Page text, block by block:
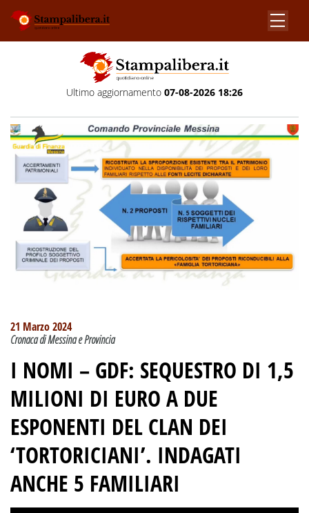
Ultimo aggiornamento 07-08-2026 18:26
21 Marzo 2024
Cronaca di Messina e Provincia
I NOMI – GDF: SEQUESTRO DI 1,5
MILIONI DI EURO A DUE
ESPONENTI DEL CLAN DEI
‘TORTORICIANI’. INDAGATI
ANCHE 5 FAMILIARI